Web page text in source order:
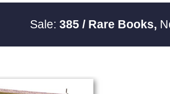
Sale:385 / Rare Books,